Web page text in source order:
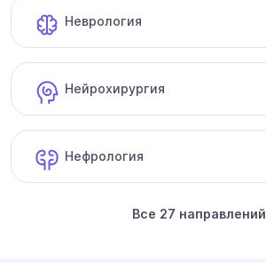
Неврология
Нейрохирургия
Нефрология
Все 27 направлений